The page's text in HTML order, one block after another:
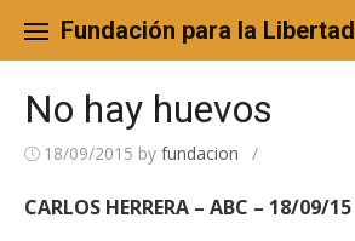
content
Fundación para la Libertad
No hay huevos
18/09/2015 by fundacion /
CARLOS HERRERA – ABC – 18/09/15